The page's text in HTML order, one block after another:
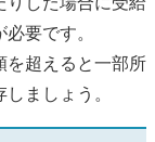
要です。
を超えると一部所
ましょう。